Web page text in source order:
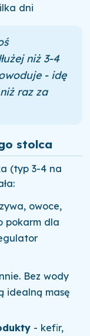
dni
niż 3-4
- idę
raz za
stolca
(typ 3-4 na
owoce,
pokarm dla
Bez wody
idealną masę
- kefir,